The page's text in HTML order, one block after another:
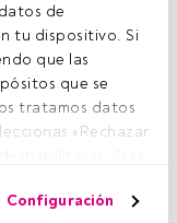
de
tu dispositivo. Si
que las
que se
tratamos datos
«Rechazar
para ti.
Configuración